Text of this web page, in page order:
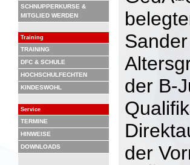
SCHNUPPERKURSE &
MITGLIED WERDEN
Training
TRAINING
DFC & SCHULE
HOCHSCHULFECHTEN
KINDESWOHL
Service
TERMINE
HINWEISE
DOWNLOADS
der B-
der